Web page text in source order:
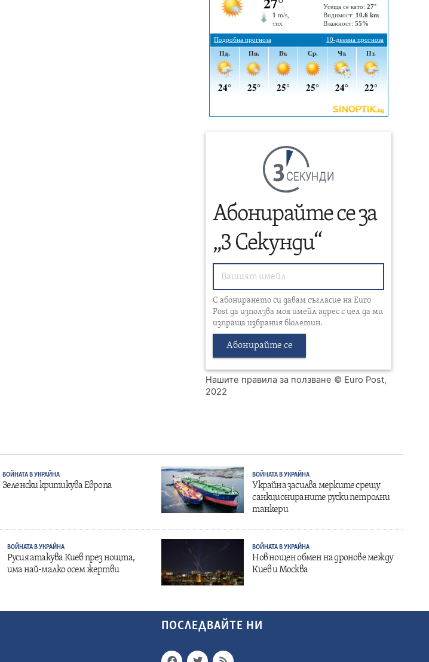
СЕКУНДИ
Абонирайте се за
„3 Секунди“
С абонирането си давам съгласие на Euro
Post да използва моя имейл адрес с цел да ми
изпраща избрания бюлетин.
Абонирайте се
Нашите правила за ползване © Euro Post,
2022
ВОЙНАТА В УКРАЙНА
Зеленски критикува Европа
ВОЙНАТА В УКРАЙНА
Украйна засилва мерките срещу
санкционираните руски петролни
танкери
ВОЙНАТА В УКРАЙНА
Русия атакува Киев през нощта,
има най-малко осем жертви
ВОЙНАТА В УКРАЙНА
Нов нощен обмен на дронове между
Киев и Москва
ПОСЛЕДВАЙТЕ НИ